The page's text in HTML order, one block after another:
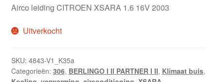
Airco leiding CITROEN XSARA 1.6 16V 2003
Uitverkocht
SKU: 4843-V1_K35a
Categorieën: 306, BERLINGO I II PARTNER I II, Klimaat buis,